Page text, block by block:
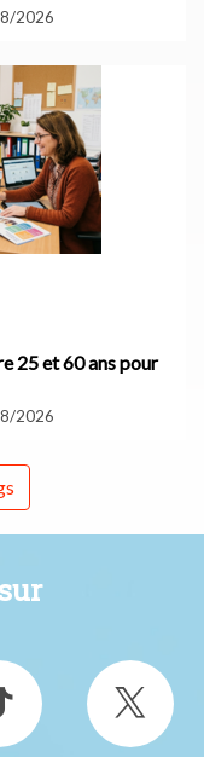
2026
25 et 60 ans pour
2026